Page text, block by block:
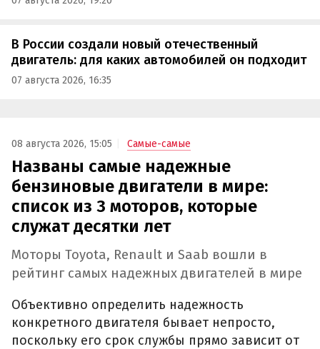
В России создали новый отечественный
двигатель: для каких автомобилей он подходит
07 августа 2026, 16:35
08 августа 2026, 15:05 Самые-самые
Названы самые надежные
бензиновые двигатели в мире:
список из 3 моторов, которые
служат десятки лет
Моторы Toyota, Renault и Saab вошли в
рейтинг самых надежных двигателей в мире
Объективно определить надежность
конкретного двигателя бывает непросто,
поскольку его срок службы прямо зависит от